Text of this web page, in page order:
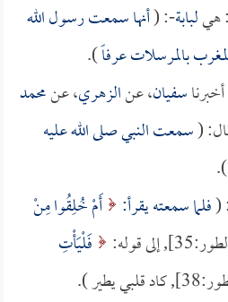
: هيلبابة-: (أنها سمعت رسول الله
بالمرسلات عرفاً).
سفيان، عنالزهري، عنمحمد
(سمعت النبي صلى الله عليه
).
(فلما سمعته يقرأ: أَمْ خُلِقُوا مِنْ
إلى قوله:
فَلْيَأْتِ
قلبي يطير ).